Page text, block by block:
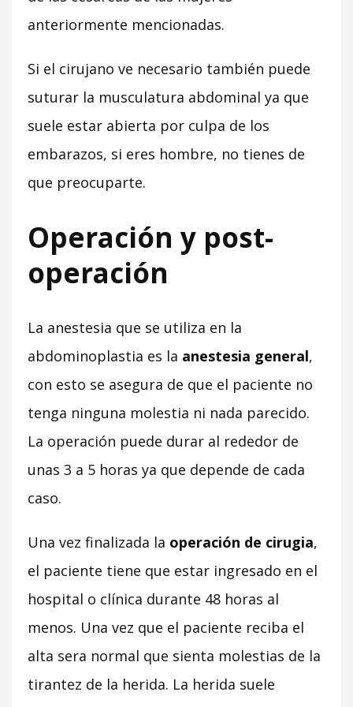
anteriormente mencionadas.
Si el cirujano ve necesario también puede
suturar la musculatura abdominal ya que
suele estar abierta por culpa de los
embarazos, si eres hombre, no tienes de
que preocuparte.
Operación y post-
operación
La anestesia que se utiliza en la
abdominoplastia es la anestesia general,
con esto se asegura de que el paciente no
tenga ninguna molestia ni nada parecido.
La operación puede durar al rededor de
unas 3 a 5 horas ya que depende de cada
caso.
Una vez finalizada la operación de cirugia,
el paciente tiene que estar ingresado en el
hospital o clínica durante 48 horas al
menos. Una vez que el paciente reciba el
alta sera normal que sienta molestias de la
tirantez de la herida. La herida suele